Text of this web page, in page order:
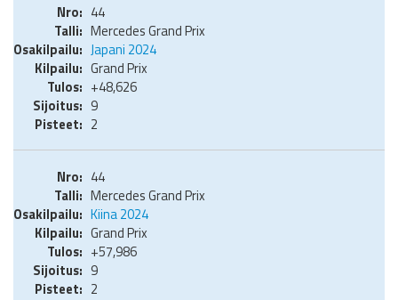
44
Mercedes Grand Prix
Japani 2024
Grand Prix
+48,626
9
2
44
Mercedes Grand Prix
Kiina 2024
Grand Prix
+57,986
9
2